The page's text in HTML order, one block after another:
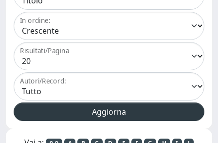
In ordine:
Risultati/Pagina
Autori/Record: